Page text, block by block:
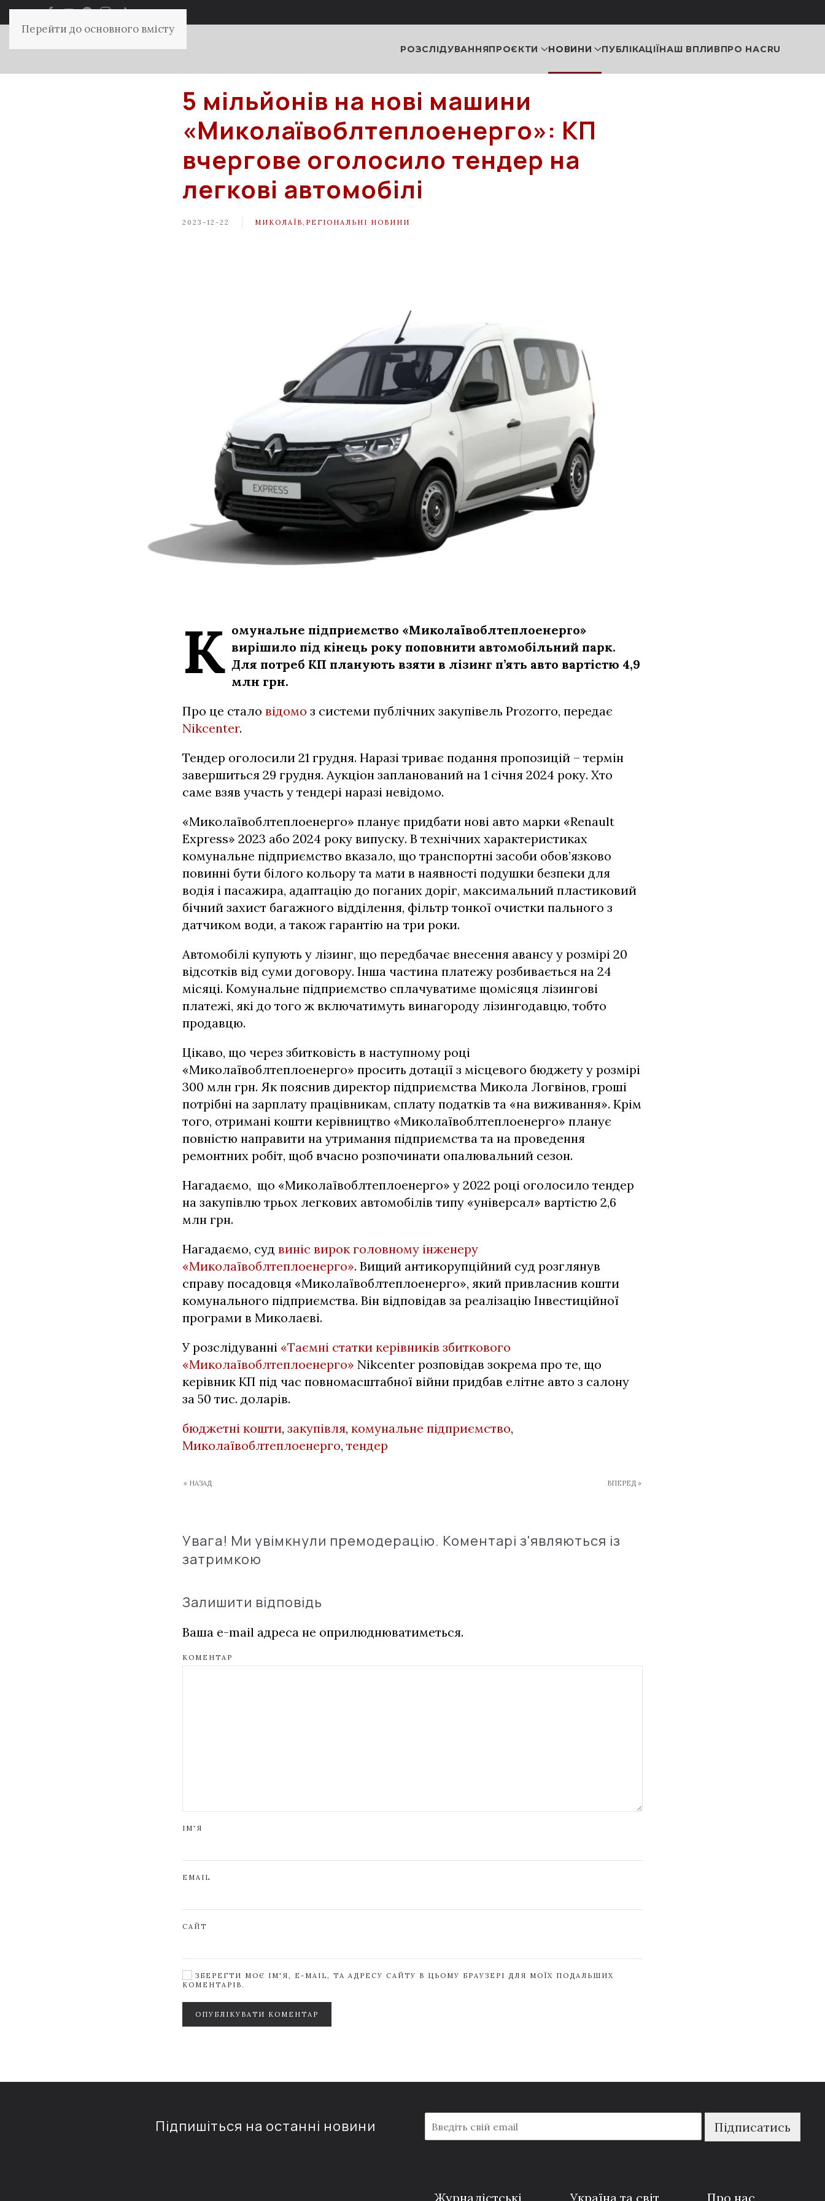
Перейти до основного вмісту
РОЗСЛІДУВАННЯПРОЄКТИ НОВИНИ ПУБЛІКАЦІЇНАШ ВПЛИВПРО НАСRU
5 мільйонів на нові машини
«Миколаївоблтеплоенерго»: КП
вчергове оголосило тендер на
легкові автомобілі
2023-12-22 МИКОЛАЇВ РЕГІОНАЛЬНІ НОВИНИ
К омунальне підприємство «Миколаївоблтеплоенерго»
вирішило під кінець року поповнити автомобільний парк.
Для потреб КП планують взяти в лізинг п’ять авто вартістю 4,9
млн грн.
Про це стало відомо з системи публічних закупівель Prozorro, передає
Nikcenter.
Тендер оголосили 21 грудня. Наразі триває подання пропозицій – термін
завершиться 29 грудня. Аукціон запланований на 1 січня 2024 року. Хто
саме взяв участь у тендері наразі невідомо.
«Миколаївоблтеплоенерго» планує придбати нові авто марки «Renault
Express» 2023 або 2024 року випуску. В технічних характеристиках
комунальне підприємство вказало, що транспортні засоби обов’язково
повинні бути білого кольору та мати в наявності подушки безпеки для
водія і пасажира, адаптацію до поганих доріг, максимальний пластиковий
бічний захист багажного відділення, фільтр тонкої очистки пального з
датчиком води, а також гарантію на три роки.
Автомобілі купують у лізинг, що передбачає внесення авансу у розмірі 20
відсотків від суми договору. Інша частина платежу розбивається на 24
місяці. Комунальне підприємство сплачуватиме щомісяця лізингові
платежі, які до того ж включатимуть винагороду лізингодавцю, тобто
продавцю.
Цікаво, що через збитковість в наступному році
«Миколаївоблтеплоенерго» просить дотації з місцевого бюджету у розмірі
300 млн грн. Як пояснив директор підприємства Микола Логвінов, гроші
потрібні на зарплату працівникам, сплату податків та «на виживання». Крім
того, отримані кошти керівництво «Миколаївоблтеплоенерго» планує
повністю направити на утримання підприємства та на проведення
ремонтних робіт, щоб вчасно розпочинати опалювальний сезон.
Нагадаємо, що «Миколаївоблтеплоенерго» у 2022 році оголосило тендер
на закупівлю трьох легкових автомобілів типу «універсал» вартістю 2,6
млн грн.
Нагадаємо, суд виніс вирок головному інженеру
«Миколаївоблтеплоенерго». Вищий антикорупційний суд розглянув
справу посадовця «Миколаївоблтеплоенерго», який привласнив кошти
комунального підприємства. Він відповідав за реалізацію Інвестиційної
програми в Миколаєві.
У розслідуванні «Таємні статки керівників збиткового
«Миколаївоблтеплоенерго» Nikcenter розповідав зокрема про те, що
керівник КП під час повномасштабної війни придбав елітне авто з салону
за 50 тис. доларів.
бюджетні кошти, закупівля, комунальне підприємство,
Миколаївоблтеплоенерго, тендер
« НАЗАД ВПЕРЕД »
Увага! Ми увімкнули премодерацію. Коментарі з'являються із
затримкою
Залишити відповідь
Ваша e-mail адреса не оприлюднюватиметься.
КОМЕНТАР
ІМ'Я
EMAIL
САЙТ
ЗБЕРЕГТИ МОЄ ІМ'Я, E-MAIL, ТА АДРЕСУ САЙТУ В ЦЬОМУ БРАУЗЕРІ ДЛЯ МОЇХ ПОДАЛЬШИХ
КОМЕНТАРІВ.
ОПУБЛІКУВАТИ КОМЕНТАР
Підпишіться на останні новини
m
a
Підписатись
Журналістські Україна та світ Про нас